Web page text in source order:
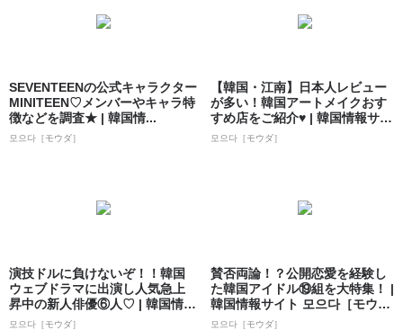
SEVENTEENの公式キャラクター
MINITEEN♡メンバーやキャラ特
徴などを調査★ | 韓国情...
모으다［モウダ］
【韓国・江南】日本人レビュー
が多い！韓国アートメイクおす
すめ店をご紹介♥ | 韓国情報サイ
ト 모으...
모으다［モウダ］
演技ドルに負けないぞ！！韓国
ウェブドラマに出演し人気急上
昇中の新人俳優⑥人♡ | 韓国情報
サイト ...
모으다［モウダ］
賛否両論！？公開恋愛を経験し
た韓国アイドル⑲組を大特集！ |
韓国情報サイト 모으다［モウ
ダ］
모으다［モウダ］